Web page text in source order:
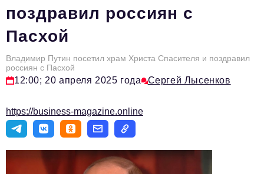
Персона номера
Инфраструктура развития
Технологии и тренды
Туризм
Мероприятия
поздравил россиян с
Пасхой
Владимир Путин посетил храм Христа Спасителя и поздравил
россиян с Пасхой
12:00; 20 апреля 2025 года Сергей Лысенков
https://business-magazine.online